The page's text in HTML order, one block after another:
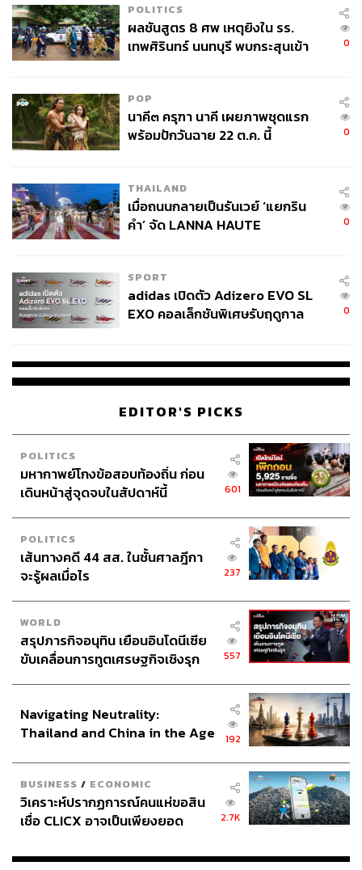
POLITICS
ผลชันสูตร 8 ศพ เหตุยิงใน รร.
เทพศิรินทร์ นนทบุรี พบกระสุนเข้า
0
POP
นาคี๓ ครุฑา นาคี เผยภาพชุดแรก
พร้อมปักวันฉาย 22 ต.ค. นี้
0
THAILAND
เมื่อถนนกลายเป็นรันเวย์ ‘แยกริน
คำ’ จัด LANNA HAUTE
0
SPORT
adidas เปิดตัว Adizero EVO SL
EXO คอลเล็กชันพิเศษรับฤดูกาล
0
EDITOR'S PICKS
POLITICS
มหากาพย์โกงข้อสอบท้องถิ่น ก่อน
เดินหน้าสู่จุดจบในสัปดาห์นี้
601
POLITICS
เส้นทางคดี 44 สส. ในชั้นศาลฎีกา
จะรู้ผลเมื่อไร
237
WORLD
สรุปภารกิจอนุทิน เยือนอินโดนีเซีย
ขับเคลื่อนการทูตเศรษฐกิจเชิงรุก
557
Navigating Neutrality:
Thailand and China in the Age
192
BUSINESS / ECONOMIC
วิเคราะห์ปรากฏการณ์คนแห่ขอสิน
เชื่อ CLICX อาจเป็นเพียงยอด
เรือนไทยที่ถูกซุกไว้
2.7K